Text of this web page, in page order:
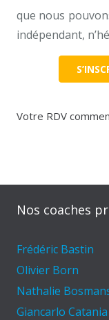
que nous
indépendant,
Votre RDV
Nos coaches
Frédéric Bastin
Olivier Born
Nathalie
Giancarlo Catania